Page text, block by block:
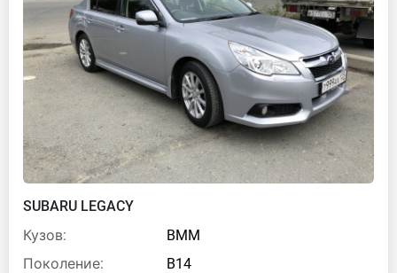
SUBARU LEGACY
Кузов:
BMM
Поколение:
B14